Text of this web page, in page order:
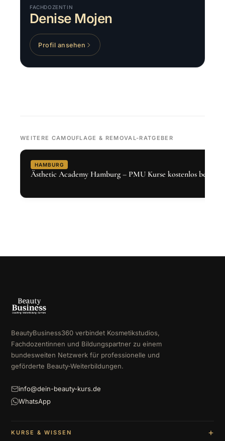
FACHDOZENTIN
Denise Mojen
Profil ansehen
WEITERE CAMOUFLAGE & REMOVAL-RATGEBER
HAMBURG
Ästhetic Academy Hamburg – PMU Kurse kostenlos bei
BeautyBusiness360 verbindet Kosmetikstudios,
Fachdozentinnen und Bildungspartner zu einem
bundesweiten Netzwerk für professionelle und
geförderte Beauty-Weiterbildungen.
info@dein-beauty-kurs.de
WhatsApp
KURSE & WISSEN